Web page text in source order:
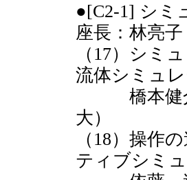
●[C2-1] シ
座長：林亮子
（17）シミ
流体シミュ
橋本健介
大）
（18）操作
ティブシミ